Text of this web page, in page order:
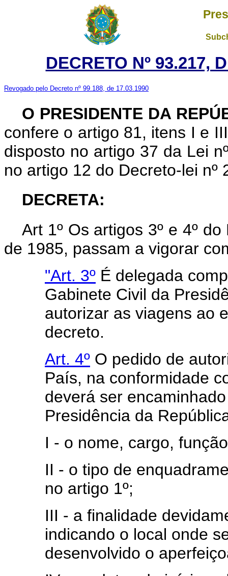
DECRETO Nº 93.217,
Revogado pelo Decreto nº 99.188, de 17.03.1990
O PRESIDENTE DA
confere o artigo 81, itens I e
disposto no artigo 37 da Lei
no artigo 12 do Decreto-lei
DECRETA:
Art 1º Os artigos 3º e 4º
de 1985, passam a vigorar
"Art. 3º É delegada
Gabinete Civil da
autorizar as viagens ao
decreto.
Art. 4º O pedido de
País, na conformidade
deverá ser
Presidência da
I - o nome, cargo,
II - o tipo de
no artigo 1º;
III - a finalidade
indicando o local onde
desenvolvido o